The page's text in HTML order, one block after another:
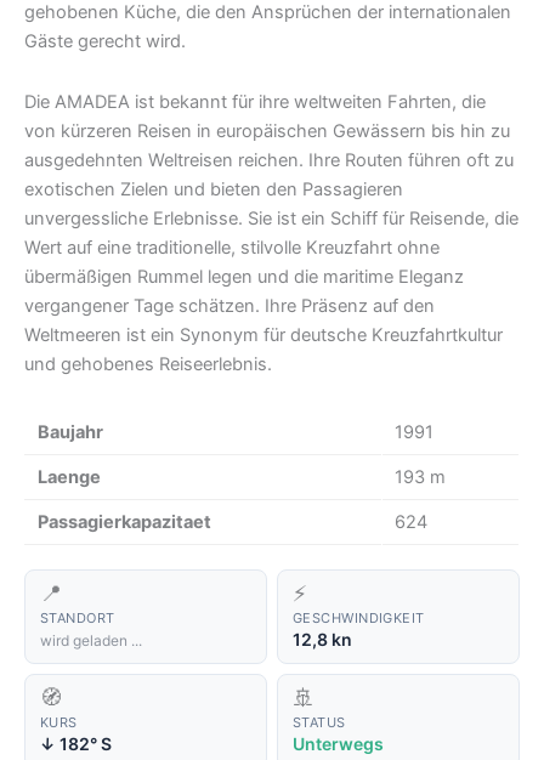
gehobenen Küche, die den Ansprüchen der internationalen
Gäste gerecht wird.
Die AMADEA ist bekannt für ihre weltweiten Fahrten, die
von kürzeren Reisen in europäischen Gewässern bis hin zu
ausgedehnten Weltreisen reichen. Ihre Routen führen oft zu
exotischen Zielen und bieten den Passagieren
unvergessliche Erlebnisse. Sie ist ein Schiff für Reisende, die
Wert auf eine traditionelle, stilvolle Kreuzfahrt ohne
übermäßigen Rummel legen und die maritime Eleganz
vergangener Tage schätzen. Ihre Präsenz auf den
Weltmeeren ist ein Synonym für deutsche Kreuzfahrtkultur
und gehobenes Reiseerlebnis.
Baujahr 1991
Laenge 193 m
Passagierkapazitaet 624
📍
STANDORT
wird geladen ...
⚡
GESCHWINDIGKEIT
12,8 kn
🧭
KURS
↑ 182° S
🚢
STATUS
Unterwegs